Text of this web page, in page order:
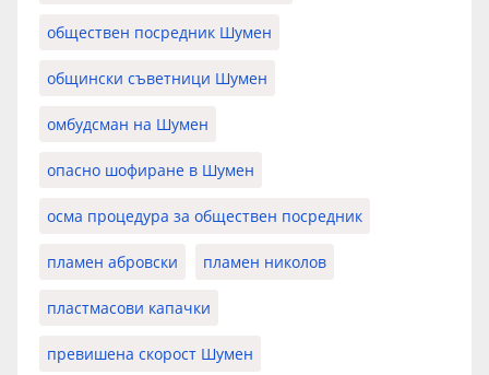
обществен посредник Шумен
общински съветници Шумен
омбудсман на Шумен
опасно шофиране в Шумен
осма процедура за обществен посредник
пламен абровски пламен николов
пластмасови капачки
превишена скорост Шумен